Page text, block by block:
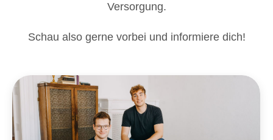
Versorgung.
Schau also gerne vorbei und informiere dich!